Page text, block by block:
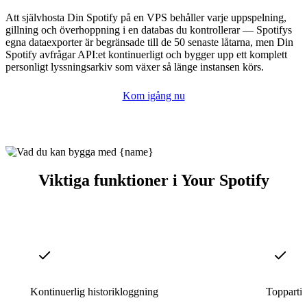
Att självhosta Din Spotify på en VPS behåller varje uppspelning,
gillning och överhoppning i en databas du kontrollerar — Spotifys
egna dataexporter är begränsade till de 50 senaste låtarna, men Din
Spotify avfrågar API:et kontinuerligt och bygger upp ett komplett
personligt lyssningsarkiv som växer så länge instansen körs.
Kom igång nu
Viktiga funktioner i Your Spotify
Kontinuerlig historikloggning